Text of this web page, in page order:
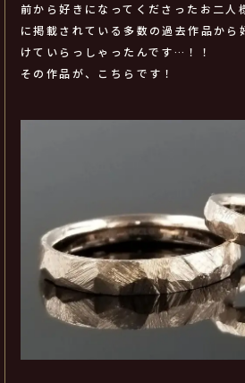
前から好きになってくださったお二人
に掲載されている多数の過去作品から
けていらっしゃったんです…！！
その作品が、こちらです！